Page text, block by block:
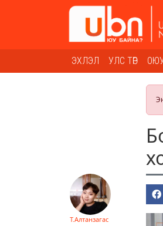
ЭХЛЭЛ УЛС ТӨР
Т.Алтанзагас